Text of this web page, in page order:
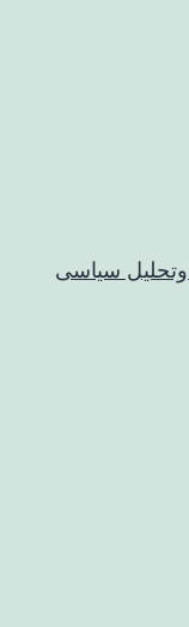
سیاسی